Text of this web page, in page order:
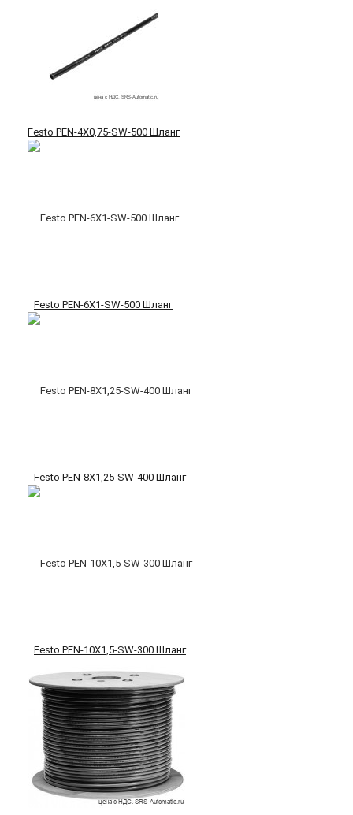
Festo PEN-4X0,75-SW-500 Шланг
Festo PEN-6X1-SW-500 Шланг
Festo PEN-8X1,25-SW-400 Шланг
Festo PEN-10X1,5-SW-300 Шланг